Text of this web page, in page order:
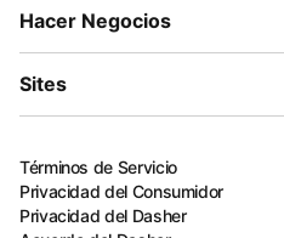
Hacer Negocios
Sites
Términos de Servicio
Privacidad del Consumidor
Privacidad del Dasher